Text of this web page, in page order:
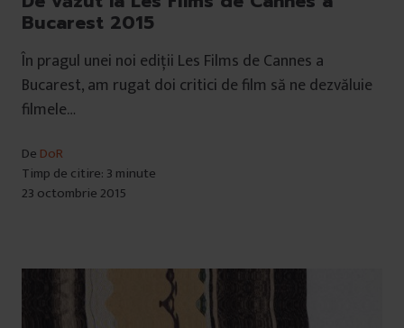
Bucarest 2015
În pragul unei noi ediții Les Films de Cannes a
Bucarest, am rugat doi critici de film să ne dezvăluie
filmele…
De DoR
Timp de citire: 3 minute
23 octombrie 2015